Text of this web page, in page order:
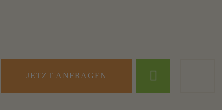
JETZT ANFRAGEN